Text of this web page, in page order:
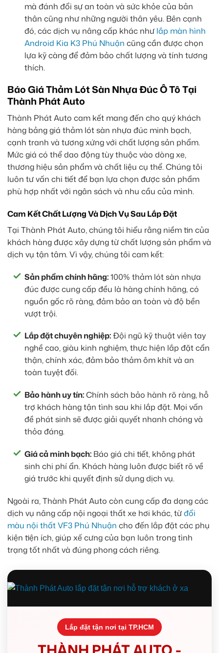
mà đánh đổi sự an toàn và sức khỏe của bản
thân cũng như những người thân yêu. Bên cạnh
đó, các dịch vụ nâng cấp khác như lắp màn hình
Android Kia K3 Phú Nhuận cũng cần được chọn
lựa kỹ càng để đảm bảo chất lượng và tính tương
thích.
Báo Giá Thảm Lót Sàn Nhựa Đúc Ô Tô Tại
Thành Phát Auto
Thành Phát Auto cam kết mang đến cho quý khách
hàng bảng giá thảm lót sàn nhựa đúc minh bạch,
cạnh tranh và tương xứng với chất lượng sản phẩm.
Mức giá có thể dao động tùy thuộc vào dòng xe,
thương hiệu sản phẩm và chất liệu cụ thể. Chúng tôi
luôn tư vấn chi tiết để bạn lựa chọn được sản phẩm
phù hợp nhất với ngân sách và nhu cầu của mình.
Cam Kết Chất Lượng Và Dịch Vụ Sau Lắp Đặt
Tại Thành Phát Auto, chúng tôi hiểu rằng niềm tin của
khách hàng được xây dựng từ chất lượng sản phẩm và
dịch vụ tận tâm. Vì vậy, chúng tôi cam kết:
Sản phẩm chính hãng:100% thảm lót sàn nhựa
đúc được cung cấp đều là hàng chính hãng, có
nguồn gốc rõ ràng, đảm bảo an toàn và độ bền
vượt trội.
Lắp đặt chuyên nghiệp:Đội ngũ kỹ thuật viên tay
nghề cao, giàu kinh nghiệm, thực hiện lắp đặt cẩn
thận, chính xác, đảm bảo thảm ôm khít và an
toàn tuyệt đối.
Bảo hành uy tín:Chính sách bảo hành rõ ràng, hỗ
trợ khách hàng tận tình sau khi lắp đặt. Mọi vấn
đề phát sinh sẽ được giải quyết nhanh chóng và
thỏa đáng.
Giá cả minh bạch: Báo giá chi tiết, không phát
sinh chi phí ẩn. Khách hàng luôn được biết rõ về
giá trước khi quyết định sử dụng dịch vụ.
Ngoài ra, Thành Phát Auto còn cung cấp đa dạng các
dịch vụ nâng cấp nội ngoại thất xe hơi khác, từđổi
màu nội thất VF3 Phú Nhuận cho đến lắp đặt các phụ
kiện tiện ích, giúp xế cưng của bạn luôn trong tình
trạng tốt nhất và đúng phong cách riêng.
Lắp đặt tận nơi tại TP.HCM